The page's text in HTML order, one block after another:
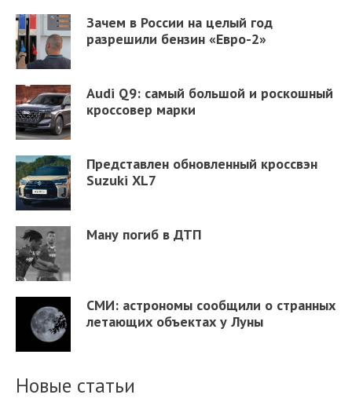
Зачем в России на целый год
разрешили бензин «Евро-2»
Audi Q9: самый большой и роскошный
кроссовер марки
Представлен обновленный кроссвэн
Suzuki XL7
Ману погиб в ДТП
СМИ: астрономы сообщили о странных
летающих объектах у Луны
Новые статьи